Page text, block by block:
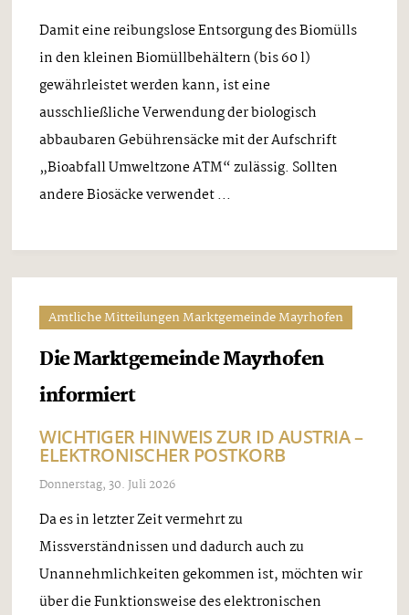
Damit eine reibungslose Entsorgung des Biomülls
in den kleinen Biomüllbehältern (bis 60 l)
gewährleistet werden kann, ist eine
ausschließliche Verwendung der biologisch
abbaubaren Gebührensäcke mit der Aufschrift
„Bioabfall Umweltzone ATM“ zulässig. Sollten
andere Biosäcke verwendet ...
Amtliche Mitteilungen Marktgemeinde Mayrhofen
Die Marktgemeinde Mayrhofen
informiert
WICHTIGER HINWEIS ZUR ID AUSTRIA –
ELEKTRONISCHER POSTKORB
Donnerstag, 30. Juli 2026
Da es in letzter Zeit vermehrt zu
Missverständnissen und dadurch auch zu
Unannehmlichkeiten gekommen ist, möchten wir
über die Funktionsweise des elektronischen